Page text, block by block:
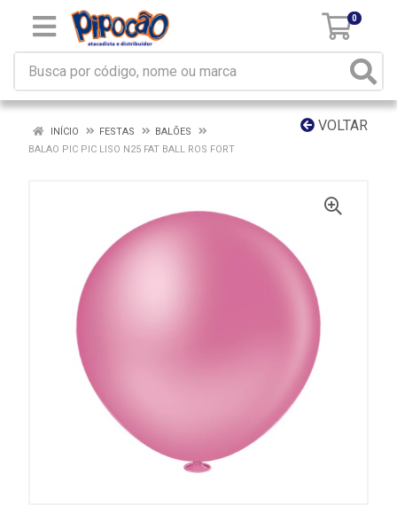
0
VOLTAR
INÍCIO FESTAS
BALÕES
BALAO PIC PIC LISO N25 FAT BALL ROS FORT